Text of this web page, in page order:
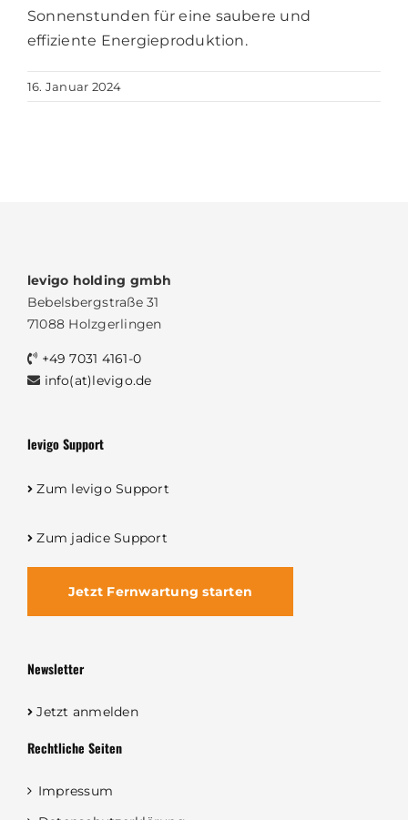
Sonnenstunden für eine saubere und
effiziente Energieproduktion.
16. Januar 2024
levigo holding gmbh
Bebelsbergstraße 31
71088 Holzgerlingen
+49 7031 4161-0
info(at)levigo.de
levigo Support
Zum levigo Support
Zum jadice Support
Jetzt Fernwartung starten
Newsletter
Jetzt anmelden
Rechtliche Seiten
Impressum